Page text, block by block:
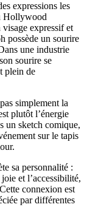
expressions les
Hollywood
expressif et
possède un sourire
une industrie
sourire se
plein de
simplement la
plutôt l’énergie
un sketch comique,
sur le tapis
sa personnalité :
et l’accessibilité,
connexion est
par différentes